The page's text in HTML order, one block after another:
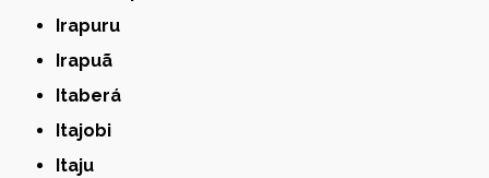
Irapuru
Irapuã
Itaberá
Itajobi
Itaju